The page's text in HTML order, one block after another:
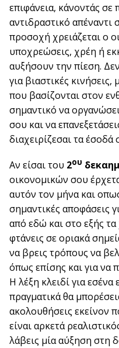
επιφάνεια, κάνοντάς σε
αντιδραστικό απέναντι
προσοχή χρειάζεται ο
υποχρεώσεις, χρέη ή
αυξήσουν την πίεση.
για βιαστικές
που βασίζονται στον
σημαντικό να
σου και να
διαχειρίζεσαι τα έσοδά
Αν είσαι του 2ου
οικονομικών σου
αυτόν τον μήνα και
σημαντικές αποφάσεις
από εδώ και στο εξής
φτάνεις σε οριακά
να βρεις τρόπους να
όπως επίσης και για να
Η λέξη κλειδί για
πραγματικά θα
ακολουθήσεις εκείνον
είναι αρκετά
λάβεις μία αύξηση στη